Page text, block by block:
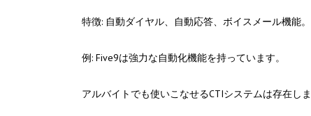
特徴: 自動ダイヤル、自動応答、ボイスメール機能。
例: Five9は強力な自動化機能を持っています。
アルバイトでも使いこなせるCTIシステムは存在し